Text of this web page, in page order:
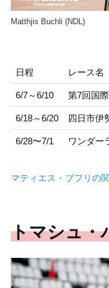
Matthjis Buchli (NDL)
日程 レース名
6/7～6/10 第7回国
6/18～6/20 四日市伊
6/28〜7/1 ワンダー
マティエス・ブフリの
トマシュ・